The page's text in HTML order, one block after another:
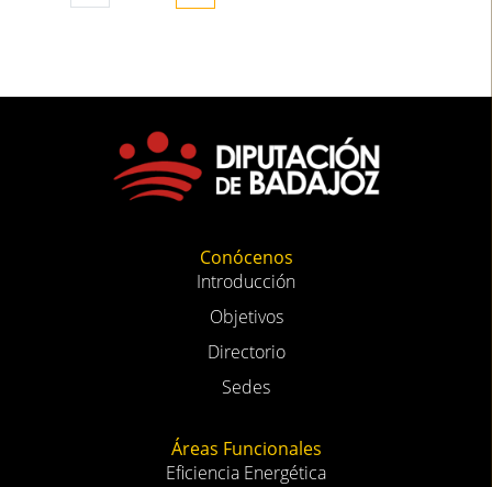
Conócenos
Introducción
Objetivos
Directorio
Sedes
Áreas Funcionales
Eficiencia Energética